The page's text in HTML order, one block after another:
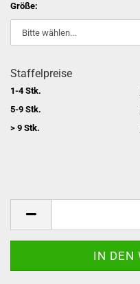
Größe:
Staffelpreise
1-4 Stk.
5-9 Stk.
> 9 Stk.